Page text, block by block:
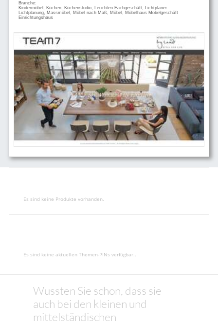
Branche:
Kindermöbel, Küchen, Küchenstudio, Leuchten Fachgeschäft, Lichtplaner
Lichtplanung, Massmöbel, Möbel nach Maß, Möbel, Möbelhaus Möbelgeschäft
Einrichtungshaus
Es sind keine Produkte vorhanden.
Es sind keine aktuellen Themen-PINs verfügbar..
Wussten Sie schon, dass sie
auch bei den kleinen und
mittelständischen